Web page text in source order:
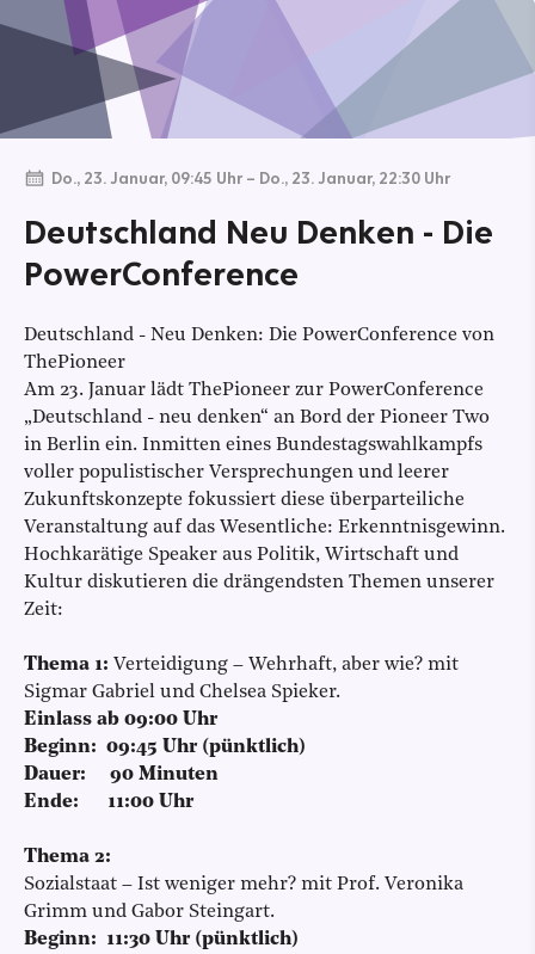
Do., 23. Januar, 09:45 Uhr– Do., 23. Januar, 22:30 Uhr
Deutschland Neu Denken - Die
PowerConference
Deutschland - Neu Denken: Die PowerConference von
ThePioneer
Am 23. Januar lädt ThePioneer zur PowerConference
„Deutschland - neu denken“ an Bord der Pioneer Two
in Berlin ein. Inmitten eines Bundestagswahlkampfs
voller populistischer Versprechungen und leerer
Zukunftskonzepte fokussiert diese überparteiliche
Veranstaltung auf das Wesentliche: Erkenntnisgewinn.
Hochkarätige Speaker aus Politik, Wirtschaft und
Kultur diskutieren die drängendsten Themen unserer
Zeit:
Thema 1: Verteidigung – Wehrhaft, aber wie? mit
Sigmar Gabriel und Chelsea Spieker.
Einlass ab 09:00 Uhr
Beginn: 09:45 Uhr (pünktlich)
Dauer: 90 Minuten
Ende: 11:00 Uhr
Thema 2:
Sozialstaat – Ist weniger mehr? mit Prof. Veronika
Grimm und Gabor Steingart.
Beginn: 11:30 Uhr (pünktlich)